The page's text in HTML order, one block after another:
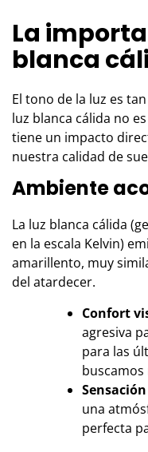
La
blanca
El tono de la luz es
luz blanca cálida no
tiene un impacto
nuestra calidad de
Ambiente
La luz blanca cálida
en la escala Kelvin)
amarillento, muy
del atardecer.
Confort
agresiva
para las
una
perfecta